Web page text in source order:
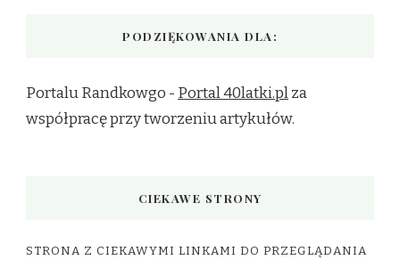
PODZIĘKOWANIA DLA:
Portalu Randkowgo - Portal 40latki.plza
współpracę przy tworzeniu artykułów.
CIEKAWE STRONY
STRONA Z CIEKAWYMI LINKAMI DO PRZEGLĄDANIA